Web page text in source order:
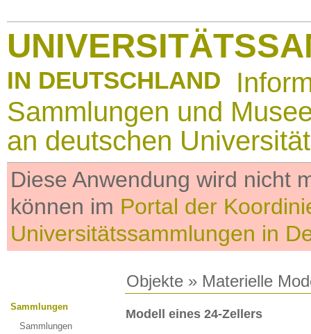
IN DEUTSCHLAND
Sammlungen und
an deutschen
Diese Anwendung wird nicht
können im Portal der
Universitätssammlungen in
Objekte » Materielle
Sammlungen
Sammlungen
Modell eines 24-Zellers